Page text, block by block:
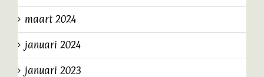
maart 2024
januari 2024
januari 2023